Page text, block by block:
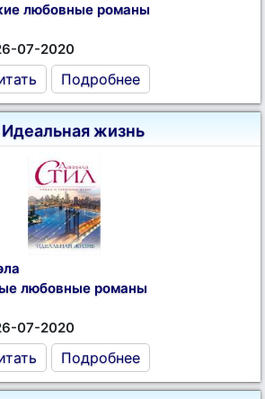
любовные романы
07-2020
Подробнее
жизнь
любовные романы
07-2020
Подробнее